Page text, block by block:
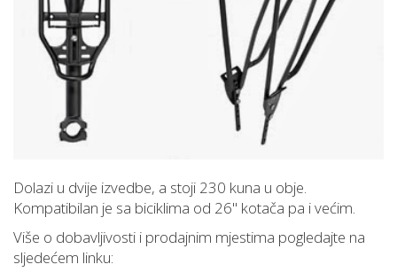
Dolazi u dvije izvedbe, a stoji 230 kuna u obje.
Kompatibilan je sa biciklima od 26'' kotača pa i većim.
Više o dobavljivosti i prodajnim mjestima pogledajte na
sljedećem linku: